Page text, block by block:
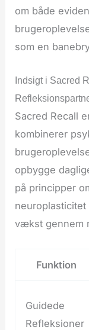
om både
som en
Indsigt i Sacred
Sacred Recall
kombinerer
opbygge
på principper
vækst gennem
Funktion
Guidede
Refleksioner